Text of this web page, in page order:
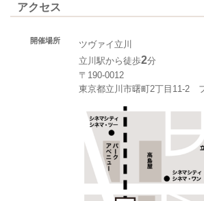
アクセス
開催場所
ツヴァイ立川
立川駅から徒歩2分
〒190-0012
東京都立川市曙町2丁目11-2